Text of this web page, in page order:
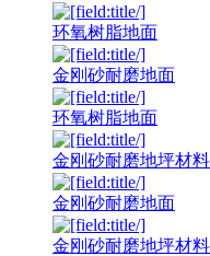
环氧树脂地面
金刚砂耐磨地面
环氧树脂地面
金刚砂耐磨地坪材料
金刚砂耐磨地面
金刚砂耐磨地坪材料